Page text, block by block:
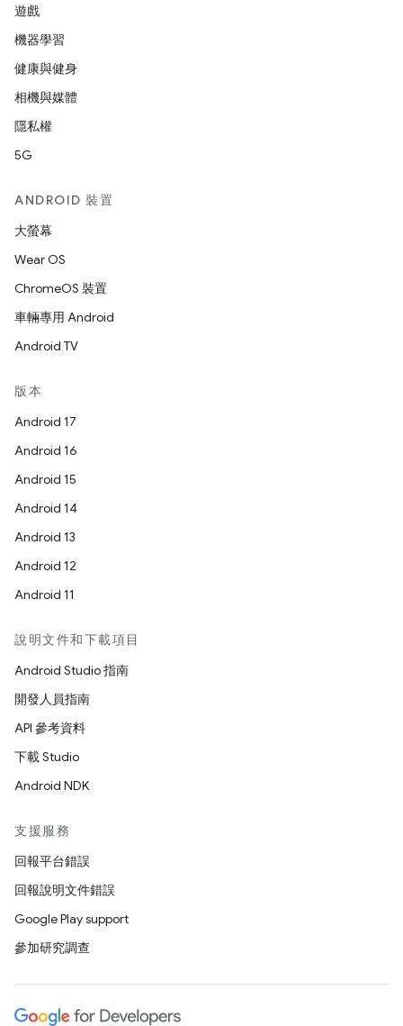
遊戲
機器學習
健康與健身
相機與媒體
隱私權
5G
ANDROID 裝置
大螢幕
Wear OS
ChromeOS 裝置
車輛專用 Android
Android TV
版本
Android 17
Android 16
Android 15
Android 14
Android 13
Android 12
Android 11
說明文件和下載項目
Android Studio 指南
開發人員指南
API 參考資料
下載 Studio
Android NDK
支援服務
回報平台錯誤
回報說明文件錯誤
Google Play support
參加研究調查